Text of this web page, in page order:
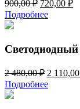
900,00₽
цена
составляла
720,00 ₽
Подробнее
2 480,00₽
цена
2 110,00
Подробнее